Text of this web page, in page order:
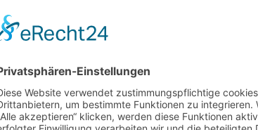
mm 120 mm